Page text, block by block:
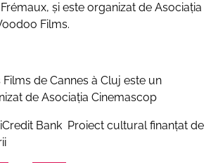
și este organizat de Asociația
Films.
de Cannes à Cluj este un
de Asociația Cinemascop
Bank Proiect cultural finanțat de